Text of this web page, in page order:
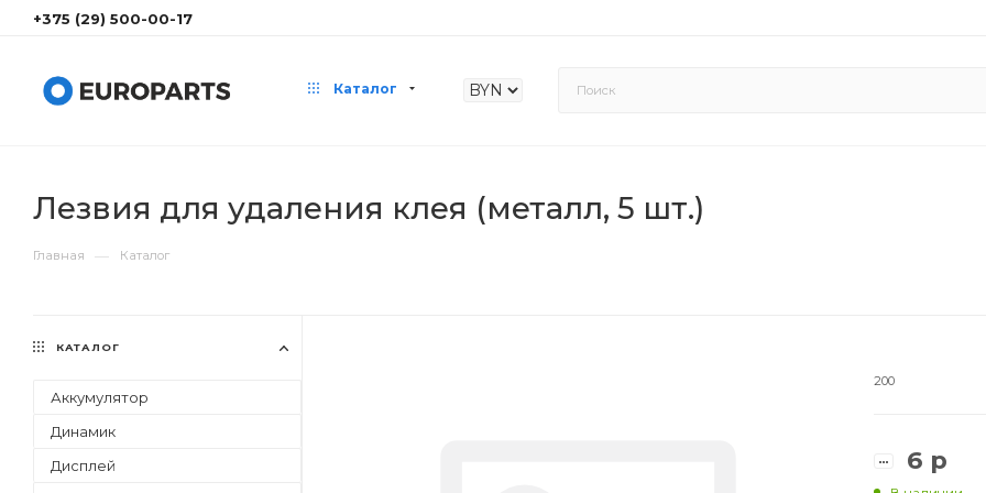
+375 (29) 500-00-17
Каталог
Лезвия для удаления клея (металл, 5 шт.)
Главная — Каталог
200
6 р
КАТАЛОГ
Аккумулятор
Динамик
Дисплей